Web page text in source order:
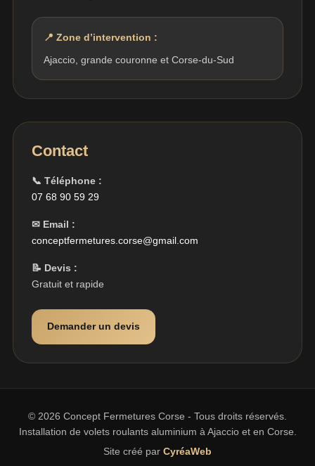
📍 Zone d’intervention :
Ajaccio, grande couronne et Corse-du-Sud
Contact
📞 Téléphone :
07 68 90 59 29
✉ Email :
conceptfermetures.corse@gmail.com
📝 Devis :
Gratuit et rapide
Demander un devis
© 2026 Concept Fermetures Corse - Tous droits réservés.
Installation de volets roulants aluminium à Ajaccio et en Corse.
Site créé par CyréaWeb